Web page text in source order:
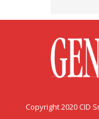
Copyright 2020 CID